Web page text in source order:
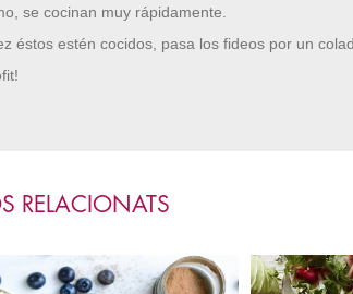
se cocinan muy rápidamente.
éstos estén cocidos, pasa los fideos por un
RELACIONATS